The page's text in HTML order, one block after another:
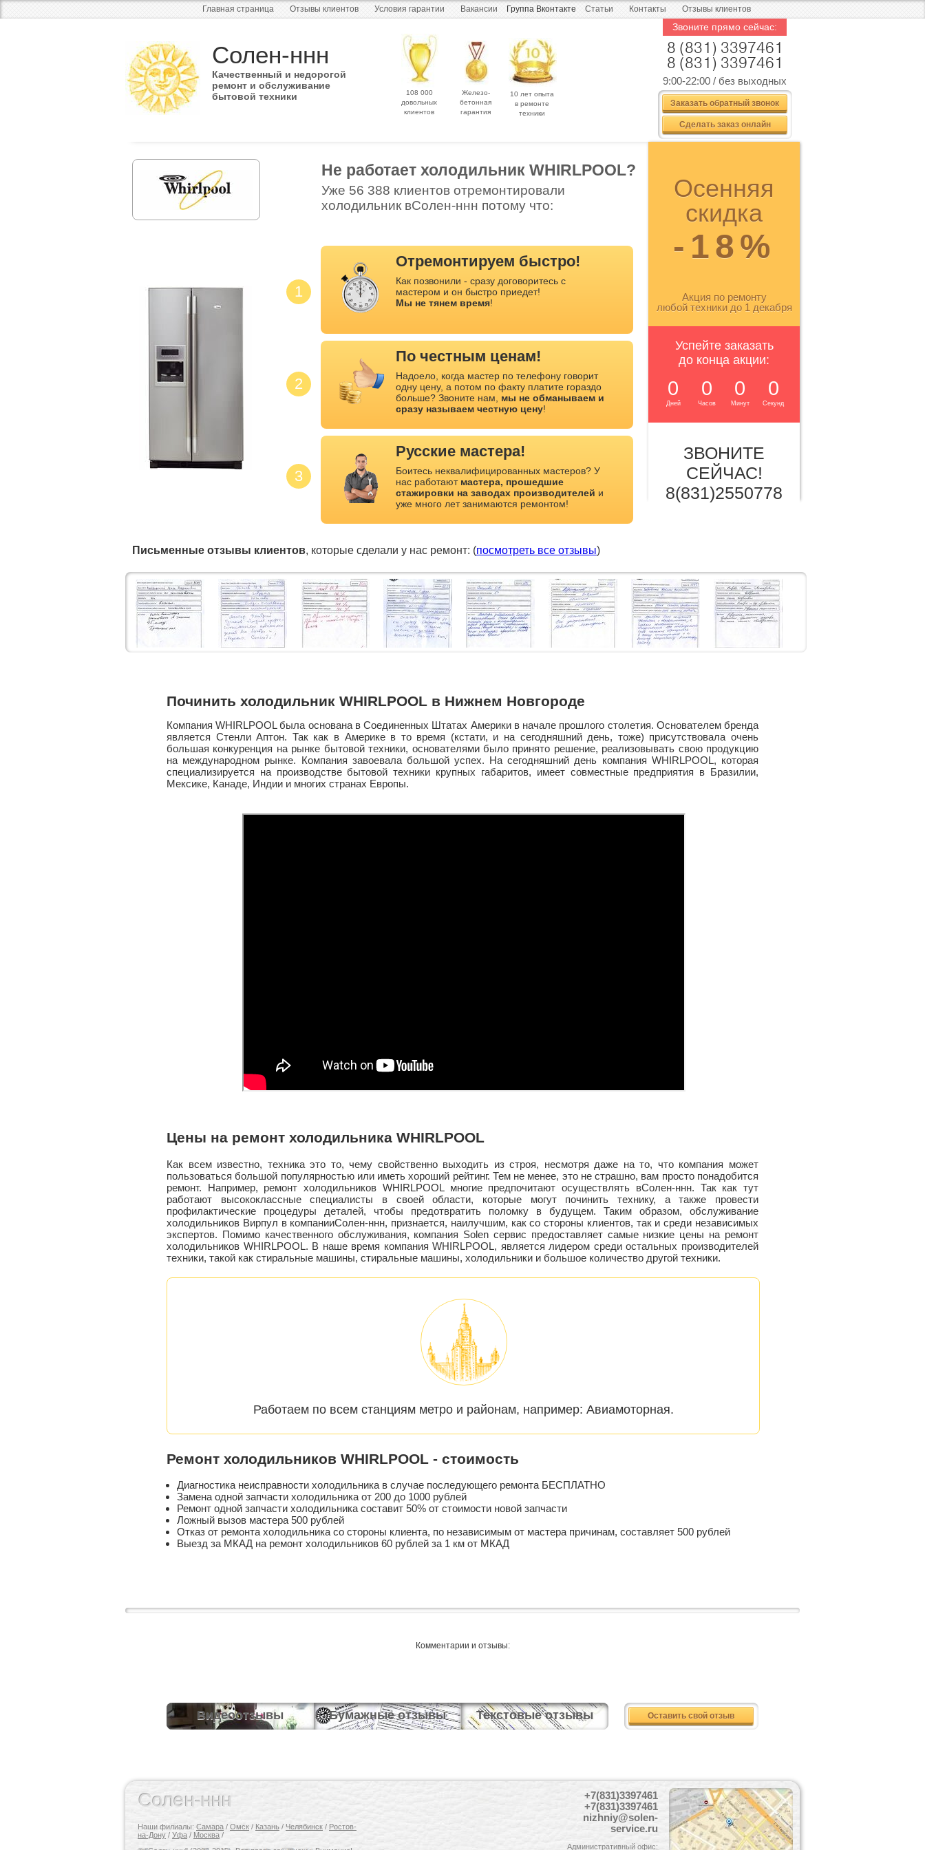
Главная страница Отзывы клиентов Условия гарантии Вакансии Группа Вконтакте Статьи Контакты Отзывы клиентов
Солен-ннн
Качественный и недорогой
ремонт и обслуживание
бытовой техники
108 000
довольных
клиентов
Железо-
бетонная
гарантия
10 лет опыта
в ремонте
техники
Звоните прямо сейчас:
8 (831) 3397461
8 (831) 3397461
9:00-22:00 / без выходных
Заказать обратный звонок
Сделать заказ онлайн
Не работает холодильник WHIRLPOOL?
Уже 56 388 клиентов отремонтировали
холодильник вСолен-ннн потому что:
1
2
3
Отремонтируем быстро!
Как позвонили - сразу договоритесь с
мастером и он быстро приедет!
Мы не тянем время!
По честным ценам!
Надоело, когда мастер по телефону говорит
одну цену, а потом по факту платите гораздо
больше? Звоните нам, мы не обманываем и
сразу называем честную цену!
Русские мастера!
Боитесь неквалифицированных мастеров? У
нас работают мастера, прошедшие
стажировки на заводах производителей и
уже много лет занимаются ремонтом!
Осенняя
скидка
-18%
Акция по ремонту
любой техники до 1 декабря
Успейте заказать
до конца акции:
0
Дней
0
Часов
0
Минут
0
Секунд
ЗВОНИТЕ
СЕЙЧАС!
8(831)2550778
Письменные отзывы клиентов, которые сделали у нас ремонт: (посмотреть все отзывы)
Починить холодильник WHIRLPOOL в Нижнем Новгороде
Компания WHIRLPOOL была основана в Соединенных Штатах Америки в начале прошлого столетия. Основателем бренда
является Стенли Аптон. Так как в Америке в то время (кстати, и на сегодняшний день, тоже) присутствовала очень
большая конкуренция на рынке бытовой техники, основателями было принято решение, реализовывать свою продукцию
на международном рынке. Компания завоевала большой успех. На сегодняшний день компания WHIRLPOOL, которая
специализируется на производстве бытовой техники крупных габаритов, имеет совместные предприятия в Бразилии,
Мексике, Канаде, Индии и многих странах Европы.
Цены на ремонт холодильника WHIRLPOOL
Как всем известно, техника это то, чему свойственно выходить из строя, несмотря даже на то, что компания может
пользоваться большой популярностью или иметь хороший рейтинг. Тем не менее, это не страшно, вам просто понадобится
ремонт. Например, ремонт холодильников WHIRLPOOLмногие предпочитают осуществлять вСолен-ннн. Так как тут
работают высококлассные специалисты в своей области, которые могут починить технику, а также провести
профилактические процедуры деталей, чтобы предотвратить поломку в будущем. Таким образом, обслуживание
холодильников Вирпул в компанииСолен-ннн, признается, наилучшим, как со стороны клиентов, так и среди независимых
экспертов. Помимо качественного обслуживания, компания Solen сервис предоставляет самые низкие цены на ремонт
холодильников WHIRLPOOL. В наше время компания WHIRLPOOL, является лидером среди остальных производителей
техники, такой как стиральные машины, стиральные машины, холодильники и большое количество другой техники.
Работаем по всем станциям метро и районам, например: Авиамоторная.
Ремонт холодильников WHIRLPOOL - стоимость
Диагностика неисправности холодильника в случае последующего ремонта БЕСПЛАТНО
Замена одной запчасти холодильника от 200 до 1000 рублей
Ремонт одной запчасти холодильника составит 50% от стоимости новой запчасти
Ложный вызов мастера 500 рублей
Отказ от ремонта холодильника со стороны клиента, по независимым от мастера причинам, составляет 500 рублей
Выезд за МКАД на ремонт холодильников 60 рублей за 1 км от МКАД
Комментарии и отзывы:
Видеоотзывы Бумажные отзывы Текстовые отзывы Оставить свой отзыв
Солен-ннн
Наши филиалы: Самара / Омск / Казань / Челябинск / Ростов-
на-Дону / Уфа / Москва /
+7(831)3397461
+7(831)3397461
nizhniy@solen-
service.ru
Административный офис: